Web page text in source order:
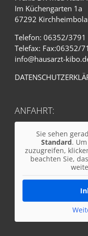
Im Küchengarten 1a
67292
Telefon: 06352/3791
Telefax: Fax:06352/
info@hausarzt-
ANFAHRT:
Sie sehen
Standard.
zuzugreifen,
beachten Sie,